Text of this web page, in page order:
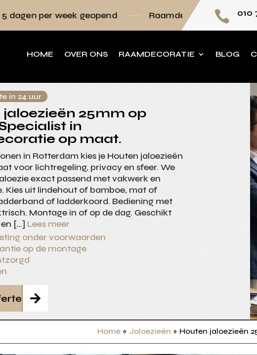
geopend Raamdecoratie volledig op maat
 010
HOME OVER ONS RAAMDECORATIE BLOG
in 24 uur
25mm op
in
op maat.
in Rotterdam kies je Houten jaloezieën
voor lichtregeling, privacy en sfeer. We
exact passend met vakwerk en
Kies uit lindehout of bamboe, mat of
of ladderkoord. Bediening met
Montage in of op de dag. Geschikt
[…] Lees meer
onder voorwaarden
op de montage

Home» Jaloezieën » Houten jaloezieën